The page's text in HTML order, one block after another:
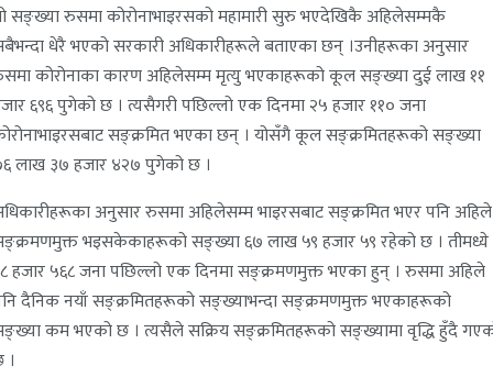
सङ्ख्या रुसमा कोरोनाभाइरसको महामारी सुरु भएदेखिकै अहिलेसम्मकै
धेरै भएको सरकारी अधिकारीहरूले बताएका छन् ।उनीहरूका अनुसार
कोरोनाका कारण अहिलेसम्म मृत्यु भएकाहरूको कूल सङ्ख्या दुई लाख ११
६९६ पुगेको छ । त्यसैगरी पछिल्लो एक दिनमा २५ हजार ११० जना
सङ्क्रमित भएका छन् । योसँगै कूल सङ्क्रमितहरूको सङ्ख्या
लाख ३७ हजार ४२७ पुगेको छ ।
अनुसार रुसमा अहिलेसम्म भाइरसबाट सङ्क्रमित भएर पनि अहिले
भइसकेकाहरूको सङ्ख्या ६७ लाख ५९ हजार ५९ रहेको छ । तीमध्ये
हजार ५६८ जना पछिल्लो एक दिनमा सङ्क्रमणमुक्त भएका हुन् । रुसमा अहिले
दैनिक नयाँ सङ्क्रमितहरूको सङ्ख्याभन्दा सङ्क्रमणमुक्त भएकाहरूको
कम भएको छ । त्यसैले सक्रिय सङ्क्रमितहरूको सङ्ख्यामा वृद्धि हुँदै